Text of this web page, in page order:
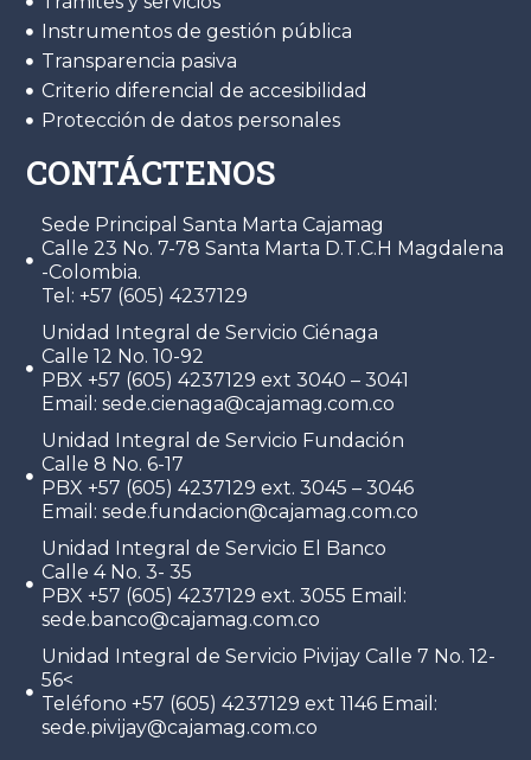
Instrumentos de gestión pública
Transparencia pasiva
Criterio diferencial de accesibilidad
Protección de datos personales
CONTÁCTENOS
Sede Principal Santa Marta Cajamag
Calle 23 No. 7-78 Santa Marta D.T.C.H Magdalena
-Colombia.
Tel: +57 (605) 4237129
Unidad Integral de Servicio Ciénaga
Calle 12 No. 10-92
PBX +57 (605) 4237129 ext 3040 – 3041
Email: sede.cienaga@cajamag.com.co
Unidad Integral de Servicio Fundación
Calle 8 No. 6-17
PBX +57 (605) 4237129 ext. 3045 – 3046
Email: sede.fundacion@cajamag.com.co
Unidad Integral de Servicio El Banco
Calle 4 No. 3- 35
PBX +57 (605) 4237129 ext. 3055 Email:
sede.banco@cajamag.com.co
Unidad Integral de Servicio Pivijay Calle 7 No. 12-
56<
Teléfono +57 (605) 4237129 ext 1146 Email:
sede.pivijay@cajamag.com.co